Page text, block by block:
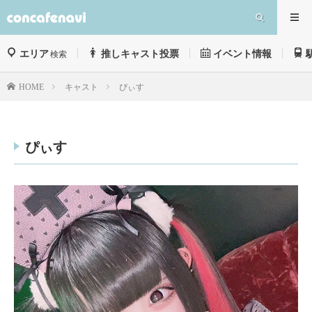
エリア検索 推しキャスト投票 イベント情報
HOME キャスト ぴぃす
ぴぃす